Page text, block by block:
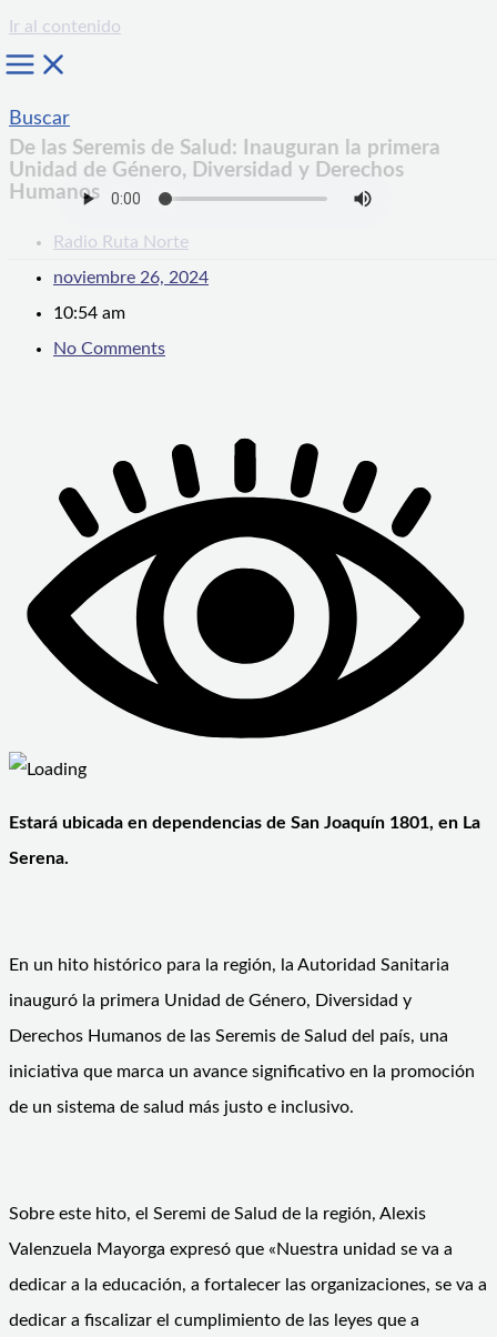
Ir al contenido
Buscar
De las Seremis de Salud: Inauguran la primera
Unidad de Género, Diversidad y Derechos
Humanos
Radio Ruta Norte
noviembre 26, 2024
10:54 am
No Comments
Estará ubicada en dependencias de San Joaquín 1801, en La
Serena.
En un hito histórico para la región, la Autoridad Sanitaria
inauguró la primera Unidad de Género, Diversidad y
Derechos Humanos de las Seremis de Salud del país, una
iniciativa que marca un avance significativo en la promoción
de un sistema de salud más justo e inclusivo.
Sobre este hito, el Seremi de Salud de la región, Alexis
Valenzuela Mayorga expresó que «Nuestra unidad se va a
dedicar a la educación, a fortalecer las organizaciones, se va a
dedicar a fiscalizar el cumplimiento de las leyes que a